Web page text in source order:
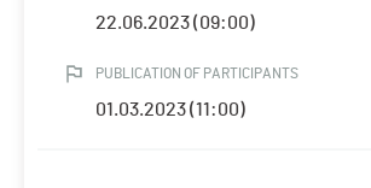
22.06.2023 (09:00)
PUBLICATION OF PARTICIPANTS
01.03.2023 (11:00)